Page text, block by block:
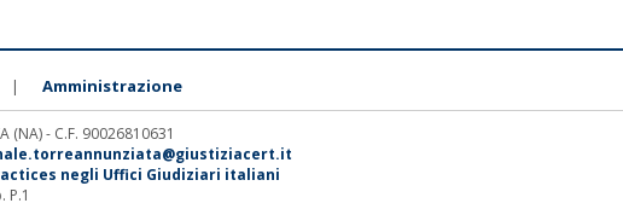
| Amministrazione
- C.F. 90026810631
negli Uffici Giudiziari italiani
P.1